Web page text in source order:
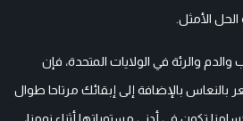
الأمثل.
والرئة في الولايات المتحدة، فإن
بالإضافة إلى إبقائك مرتاحا طوال